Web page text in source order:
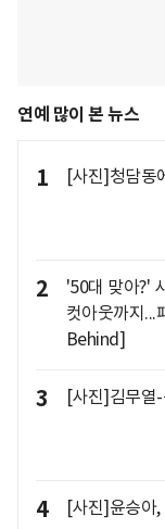
연예 많이 본 뉴스
1 [사진]청담동
2
'50대 맞아?'
컷아웃까지...
Behind]
3 [사진]김무열
4 [사진]윤승아,